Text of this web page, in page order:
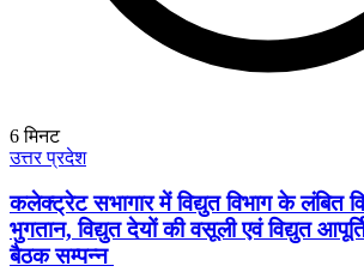
6मिनट
उत्तर प्रदेश
कलेक्ट्रेट सभागार में विद्युत विभाग के लंबित
भुगतान, विद्युत देयों की वसूली एवं विद्युत
बैठक सम्पन्न